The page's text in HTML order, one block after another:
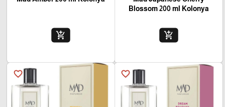
Blossom 200 ml Kolonya
add_shopping_cart
add_shopping_cart
favorite_border
favorite_border